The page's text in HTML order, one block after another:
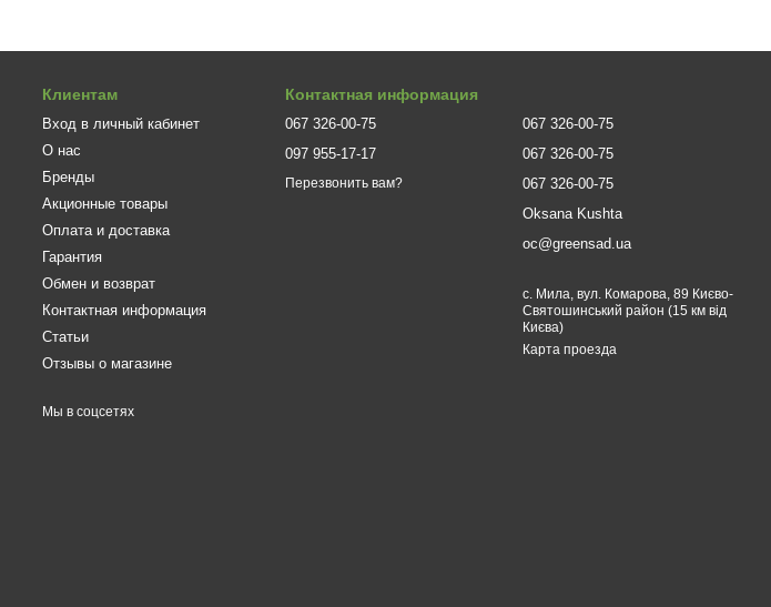
Клиентам
Вход в личный кабинет
О нас
Бренды
Акционные товары
Оплата и доставка
Гарантия
Обмен и возврат
Контактная информация
Статьи
Отзывы о магазине
Мы в соцсетях
Контактная информация
067 326-00-75
097 955-17-17
Перезвонить вам?
067 326-00-75
067 326-00-75
067 326-00-75
Oksana Kushta
oc@greensad.ua
с. Мила, вул. Комарова, 89 Києво-
Святошинський район (15 км від
Києва)
Карта проезда